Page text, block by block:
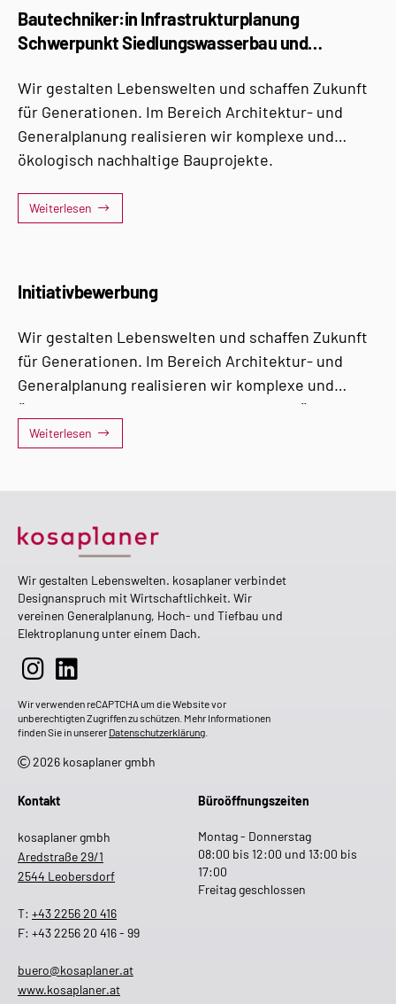
Bautechniker:in Infrastrukturplanung
Schwerpunkt Siedlungswasserbau und
Wir gestalten Lebenswelten und schaffen Zukunft
für Generationen. Im Bereich Architektur- und
Generalplanung realisieren wir komplexe und
ökologisch nachhaltige Bauprojekte.
Weiterlesen
Initiativbewerbung
Wir gestalten Lebenswelten und schaffen Zukunft
für Generationen. Im Bereich Architektur- und
Generalplanung realisieren wir komplexe und
ökologisch nachhaltige Bauprojekte. Dafür suchen
wir Teamplayer, die mitdenken, mitmachen und
Weiterlesen
Wir gestalten Lebenswelten. kosaplaner verbindet
Designanspruch mit Wirtschaftlichkeit. Wir
vereinen Generalplanung, Hoch- und Tiefbau und
Elektroplanung unter einem Dach.
Wir verwenden reCAPTCHA um die Website vor
unberechtigten Zugriffen zu schützen. Mehr Informationen
finden Sie in unserer Datenschutzerklärung
2026 kosaplaner gmbh
Kontakt
kosaplaner gmbh
Aredstraße 29/1
2544 Leobersdorf
T: +43 2256 20 416
F: +43 2256 20 416 - 99
buero@kosaplaner.at
www.kosaplaner.at
Büroöffnungszeiten
Montag - Donnerstag
08:00 bis 12:00 und 13:00 bis
17:00
Freitag geschlossen